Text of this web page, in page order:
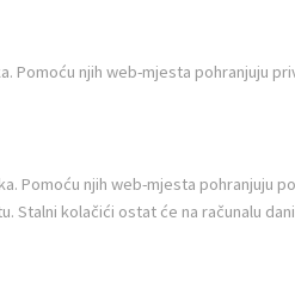
privatnosti razlikuju od
stranica trećih osoba prije
te zatražiti informacije o tome
na isti način, kao i kontaktirati
Pomoću njih web-mjesta pohranjuju
Pomoću njih web-mjesta pohranjuju
kolačići ostat će na računalu